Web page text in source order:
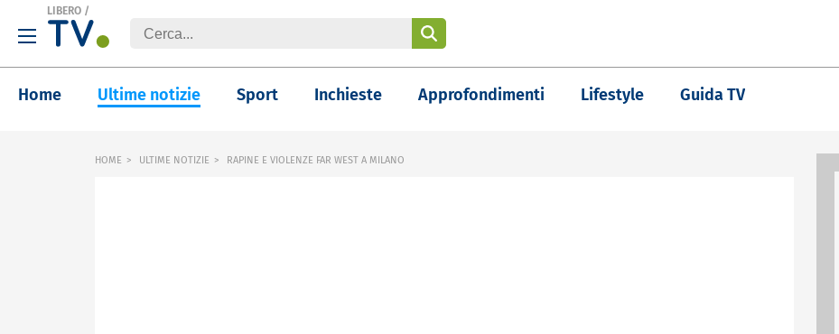
LIBERO /
Home Ultime notizie Sport Inchieste Approfondimenti Lifestyle Guida TV
HOME ULTIME NOTIZIE RAPINE E VIOLENZE FAR WEST A MILANO